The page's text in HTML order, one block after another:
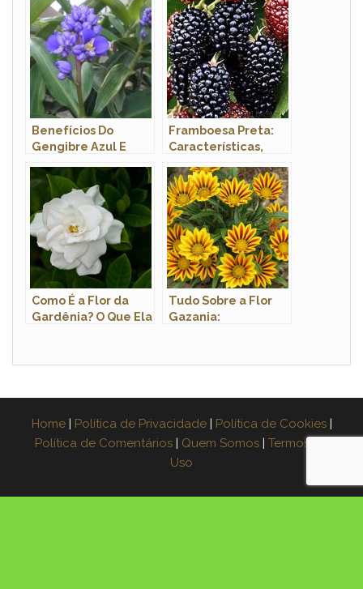
Classificações
Inferiores
Benefícios Do
Gengibre Azul E
Medicinais
Framboesa Preta:
Características,
Fotos
Como É a Flor da
Gardênia? O Que Ela
Tudo Sobre a Flor
Gazania:
Home | Política de Privacidade | Política de Cookies |
Política de Comentários | Quem Somos | Termos de
Uso